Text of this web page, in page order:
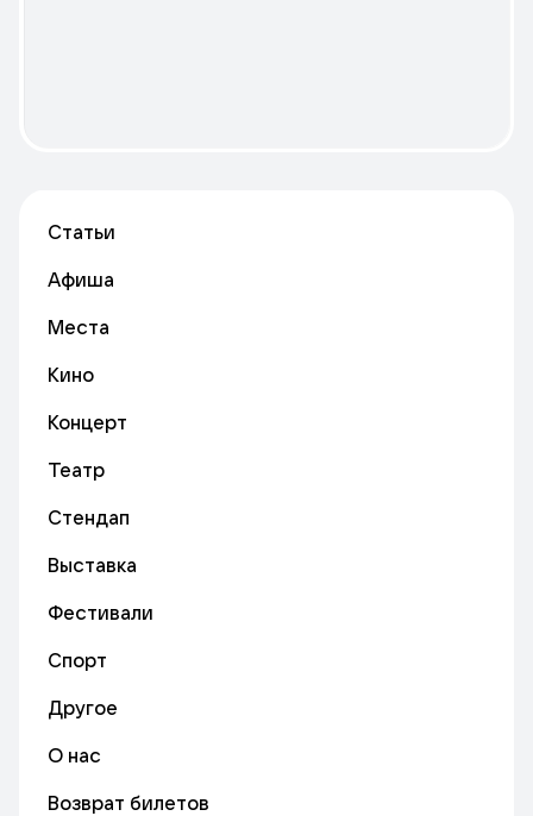
Статьи
Афиша
Места
Кино
Концерт
Театр
Стендап
Выставка
Фестивали
Спорт
Другое
О нас
Возврат билетов